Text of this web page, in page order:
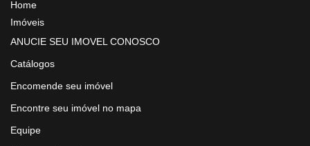
Home
Imóveis
ANUCIE SEU IMOVEL CONOSCO
Catálogos
Encomende seu imóvel
Encontre seu imóvel no mapa
Equipe